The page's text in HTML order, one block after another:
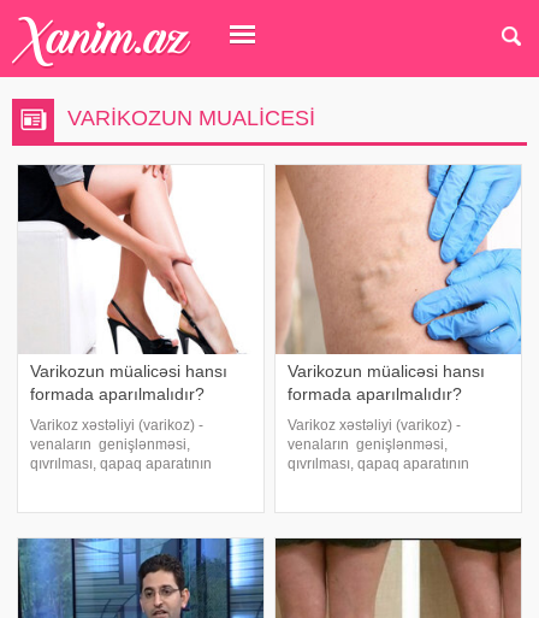
VARIKOZUN MUALICESI
Varikozun müalicəsi hansı
formada aparılmalıdır?
Varikoz xəstəliyi (varikoz) -
venaların genişlənməsi,
qıvrılması, qapaq aparatının
və düyünlərin yaranması, dərialtı
venaları
Varikozun müalicəsi hansı
formada aparılmalıdır?
Varikoz xəstəliyi (varikoz) -
venaların genişlənməsi,
qıvrılması, qapaq aparatının
və düyünlərin yaranması, dərialtı
venaları